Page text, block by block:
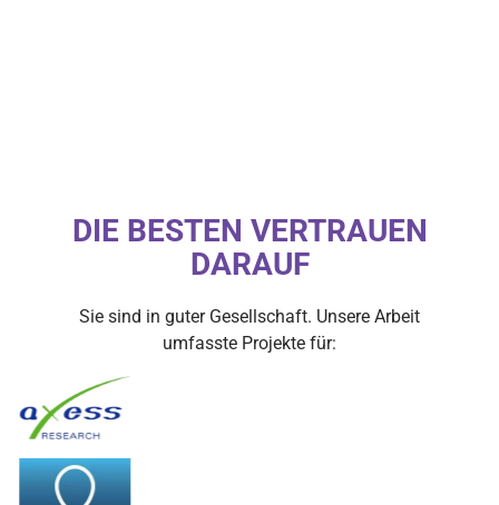
DIE BESTEN VERTRAUEN
DARAUF
Sie sind in guter Gesellschaft. Unsere Arbeit
umfasste Projekte für: